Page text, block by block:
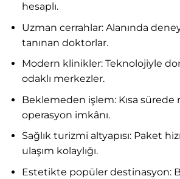
hesaplı.
Uzman cerrahlar: Alanında
tanınan doktorlar.
Modern klinikler: Teknolojiyle
odaklı merkezler.
Beklemeden işlem: Kısa sürede
operasyon imkânı.
Sağlık turizmi altyapısı: Paket
ulaşım kolaylığı.
Estetikte popüler destinasyon: